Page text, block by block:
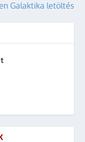
Galaktika letöltés